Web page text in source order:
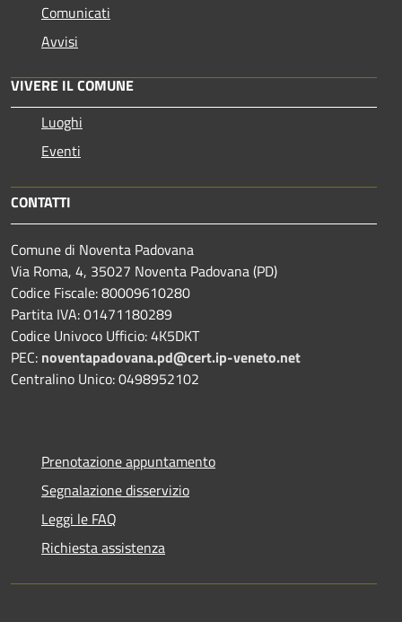
Comunicati
Avvisi
VIVERE IL COMUNE
Luoghi
Eventi
CONTATTI
Comune di Noventa Padovana
Via Roma, 4, 35027 Noventa Padovana (PD)
Codice Fiscale: 80009610280
Partita IVA: 01471180289
Codice Univoco Ufficio: 4K5DKT
PEC: noventapadovana.pd@cert.ip-veneto.net
Centralino Unico: 0498952102
Prenotazione appuntamento
Segnalazione disservizio
Leggi le FAQ
Richiesta assistenza